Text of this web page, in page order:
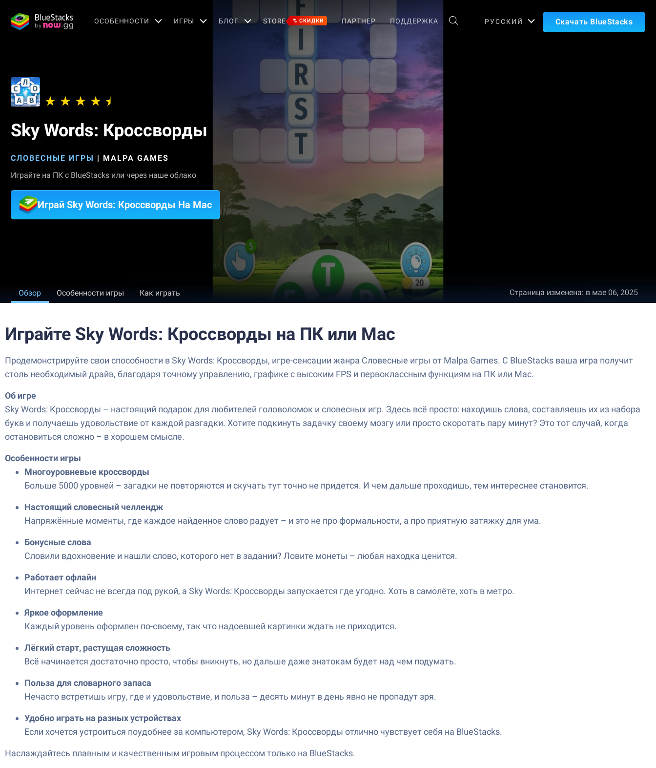
OСОБЕННОСТИ ИГРЫ БЛОГ STORE % СКИДКИ ПАРТНЕР ПОДДЕРЖКА РУССКИЙ Скачать BlueStacks
Sky Words: Кроссворды
СЛОВЕСНЫЕ ИГРЫ | MALPA GAMES
Играйте на ПК с BlueStacks или через наше облако
Играй Sky Words: Кроссворды На Mac
Обзор Особенности игры Как играть Страница изменена: в мае 06, 2025
Играйте Sky Words: Кроссворды на ПК или Mac
Продемонстрируйте свои способности в Sky Words: Кроссворды, игре-сенсации жанра Словесные игры от Malpa Games. С BlueStacks ваша игра получит
столь необходимый драйв, благодаря точному управлению, графике с высоким FPS и первоклассным функциям на ПК или Mac.
Об игре
Sky Words: Кроссворды – настоящий подарок для любителей головоломок и словесных игр. Здесь всё просто: находишь слова, составляешь их из набора
букв и получаешь удовольствие от каждой разгадки. Хотите подкинуть задачку своему мозгу или просто скоротать пару минут? Это тот случай, когда
остановиться сложно – в хорошем смысле.
Особенности игры
Многоуровневые кроссворды
Больше 5000 уровней – загадки не повторяются и скучать тут точно не придется. И чем дальше проходишь, тем интереснее становится.
Настоящий словесный челлендж
Напряжённые моменты, где каждое найденное слово радует – и это не про формальности, а про приятную затяжку для ума.
Бонусные слова
Словили вдохновение и нашли слово, которого нет в задании? Ловите монеты – любая находка ценится.
Работает офлайн
Интернет сейчас не всегда под рукой, а Sky Words: Кроссворды запускается где угодно. Хоть в самолёте, хоть в метро.
Яркое оформление
Каждый уровень оформлен по-своему, так что надоевшей картинки ждать не приходится.
Лёгкий старт, растущая сложность
Всё начинается достаточно просто, чтобы вникнуть, но дальше даже знатокам будет над чем подумать.
Польза для словарного запаса
Нечасто встретишь игру, где и удовольствие, и польза – десять минут в день явно не пропадут зря.
Удобно играть на разных устройствах
Если хочется устроиться поудобнее за компьютером, Sky Words: Кроссворды отлично чувствует себя на BlueStacks.
Наслаждайтесь плавным и качественным игровым процессом только на BlueStacks.